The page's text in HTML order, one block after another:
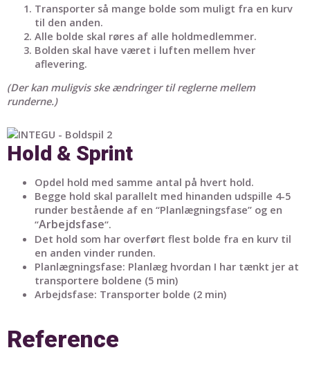
Transporter så mange bolde som muligt fra en kurv
til den anden.
Alle bolde skal røres af alle holdmedlemmer.
Bolden skal have været i luften mellem hver
aflevering.
(Der kan muligvis ske ændringer til reglerne mellem
runderne.)
Hold & Sprint
Opdel hold med samme antal på hvert hold.
Begge hold skal parallelt med hinanden udspille 4-5
runder bestående af en “Planlægningsfase” og en
“Arbejdsfase“.
Det hold som har overført flest bolde fra en kurv til
en anden vinder runden.
Planlægningsfase: Planlæg hvordan I har tænkt jer at
transportere boldene (5 min)
Arbejdsfase: Transporter bolde (2 min)
Reference